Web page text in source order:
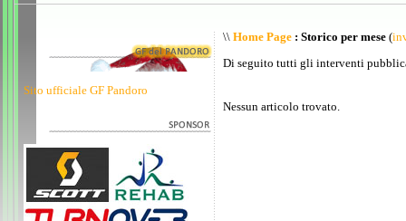
Sito ufficiale GF Pandoro
\\ Home Page : Storico per mese (
Di seguito tutti gli interventi
Nessun articolo trovato.